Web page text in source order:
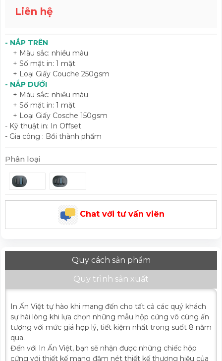
Liên hệ
- NẮP TRÊN
+ Màu sắc: nhiều màu
+ Số mặt in: 1 mặt
+ Loại Giấy Couche 250gsm
- NẮP DƯỚI
+ Màu sắc: nhiều màu
+ Số mặt in: 1 mặt
+ Loại Giấy Cosche 150gsm
- Kỹ thuật in: In Offset
- Gia công : Bồi thành phẩm
Phân loại
Chat với tư vấn viên
Quy cách sản phẩm
Quy trình sản xuất
In Ấn Việt tự hào khi mang đến cho tất cả các quý khách
sự hài lòng khi lựa chọn những mẫu hộp cứng vô cùng ấn
tượng với mức giá hợp lý, tiết kiệm nhất trong suốt 8 năm
qua.
Đến với In Ấn Việt, bạn sẽ nhận được những chiếc hộp
cứng với thiết kế mang đậm nét thiết kế thương hiệu của